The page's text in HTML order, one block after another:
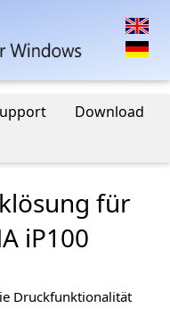
Download
für
iP100
Druckfunktionalität